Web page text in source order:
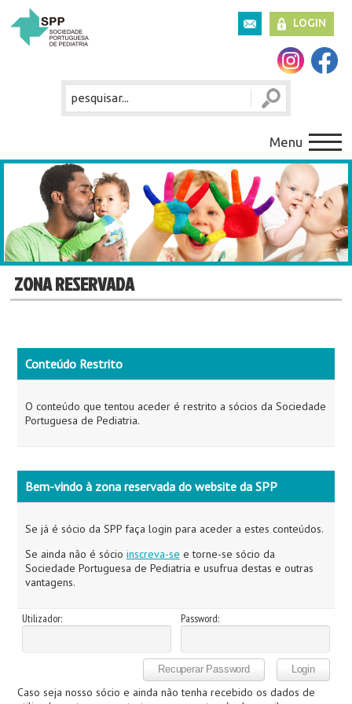
LOGIN
Menu
ZONA RESERVADA
Conteúdo Restrito
O conteúdo que tentou aceder é restrito a sócios da Sociedade
Portuguesa de Pediatria.
Bem-vindo à zona reservada do website da SPP
Se já é sócio da SPP faça login para aceder a estes conteúdos.
Se ainda não é sócio inscreva-se e torne-se sócio da
Sociedade Portuguesa de Pediatria e usufrua destas e outras
vantagens.
Utilizador: Password:
Caso seja nosso sócio e ainda não tenha recebido os dados de